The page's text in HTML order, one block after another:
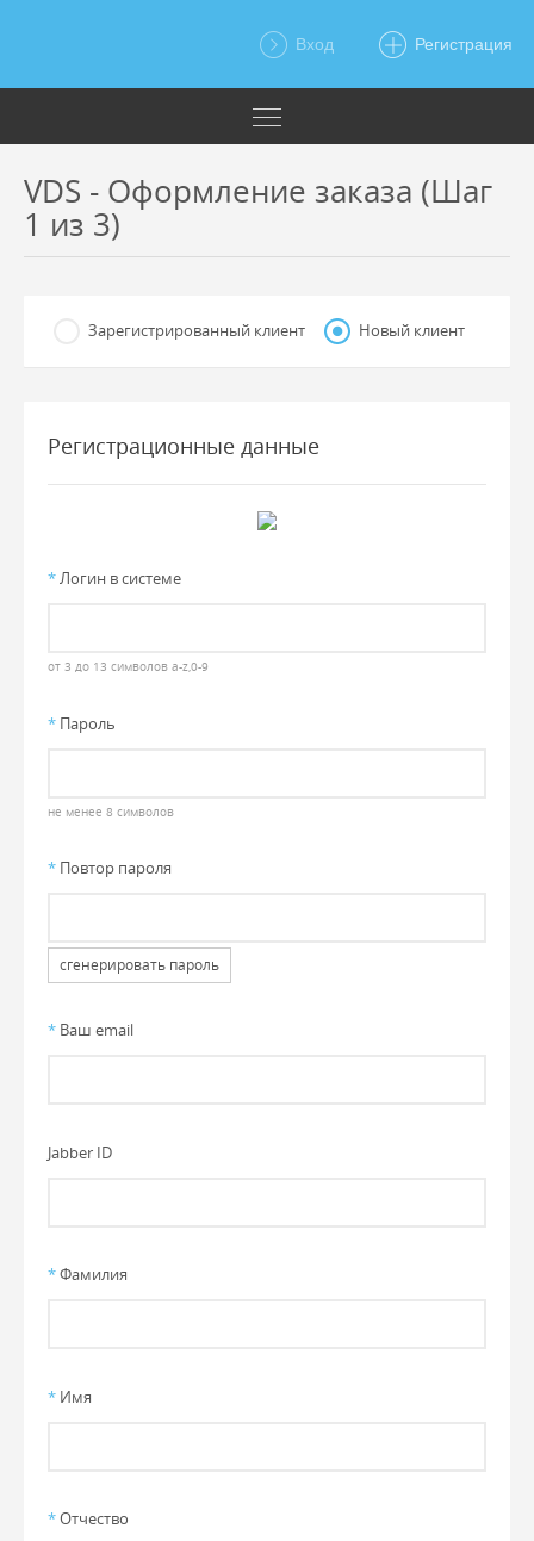
Вход Регистрация
VDS - Оформление заказа (Шаг
1 из 3)
Зарегистрированный клиент Новый клиент
Регистрационные данные
*Логин в системе
от 3 до 13 символов a-z,0-9
* Пароль
не менее 8 символов
* Повтор пароля
сгенерировать пароль
* Ваш email
Jabber ID
*Фамилия
* Имя
*Отчество